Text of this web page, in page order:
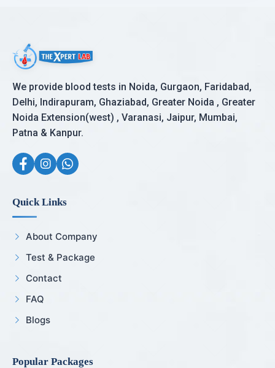
We provide blood tests in Noida, Gurgaon, Faridabad,
Delhi, Indirapuram, Ghaziabad, Greater Noida , Greater
Noida Extension(west) , Varanasi, Jaipur, Mumbai,
Patna & Kanpur.
Quick Links
About Company
Test & Package
Contact
FAQ
Blogs
Popular Packages